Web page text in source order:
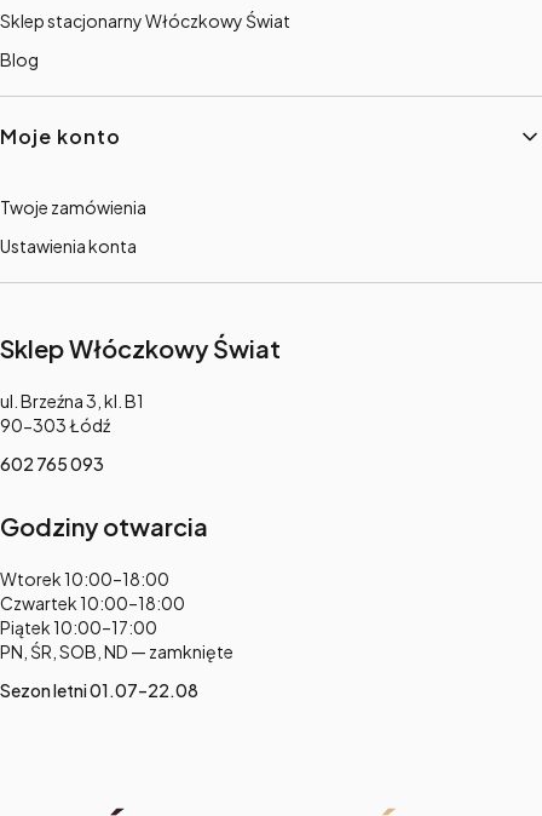
Sklep stacjonarny Włóczkowy Świat
Blog
Moje konto
Twoje zamówienia
Ustawienia konta
Sklep Włóczkowy Świat
Adres:
ul. Brzeźna 3, kl. B1
90-303 Łódź
602 765 093
Godziny otwarcia
Adres:
Wtorek 10:00–18:00
Czwartek 10:00–18:00
Piątek 10:00–17:00
PN, ŚR, SOB, ND — zamknięte
Sezon letni 01.07–22.08